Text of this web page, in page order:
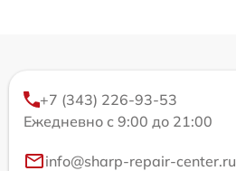
+7 (343) 226-93-53
Ежедневно с 9:00 до 21:00
info@sharp-repair-center.ru